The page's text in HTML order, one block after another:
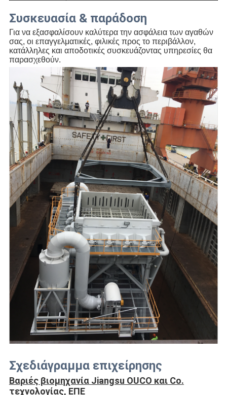
Συσκευασία & παράδοση
Για να εξασφαλίσουν καλύτερα την ασφάλεια των αγαθών
σας, οι επαγγελματικές, φιλικές προς το περιβάλλον,
κατάλληλες και αποδοτικές συσκευάζοντας υπηρεσίες θα
παρασχεθούν.
Σχεδιάγραμμα επιχείρησης
Βαριές βιομηχανία Jiangsu OUCO και Co.
τεχνολογίας, ΕΠΕ